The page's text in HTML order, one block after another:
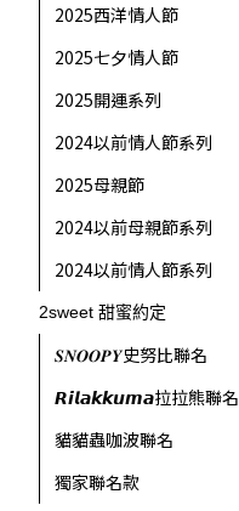
2025西洋情人節
2025七夕情人節
2025開運系列
2024以前情人節系列
2025母親節
2024以前母親節系列
2024以前情人節系列
2sweet 甜蜜約定
𝑺𝑵𝑶𝑶𝑷𝒀史努比聯名
𝙍𝙞𝙡𝙖𝙠𝙠𝙪𝙢𝙖拉拉熊聯名
貓貓蟲咖波聯名
獨家聯名款